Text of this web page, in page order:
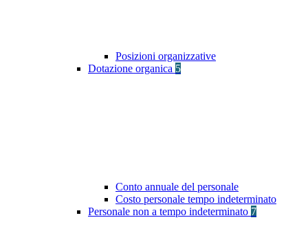
Posizioni organizzative
Dotazione organica 5
Conto annuale del personale
Costo personale tempo indeterminato
Personale non a tempo indeterminato 7